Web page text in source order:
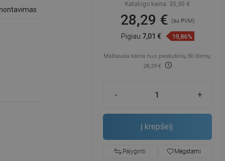
Katalogo kaina: 35,30 €
28,29 € (su PVM)
Pigiau 7,01 € 19,86%
Mažiausia kaina nuo paskutinių 30 dienų:
28,29 €
- +
Į krepšelį
Palyginti favorite_borderMėgstami